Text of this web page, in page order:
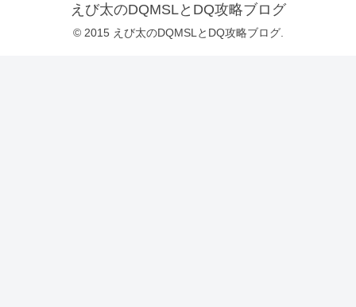
えび太のDQMSLとDQ攻略ブログ
© 2015 えび太のDQMSLとDQ攻略ブログ.